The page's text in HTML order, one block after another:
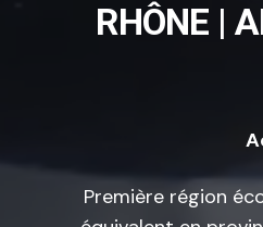
RHÔNE |
Première région